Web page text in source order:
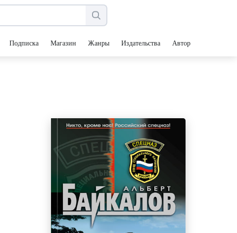
Подписка Магазин Жанры Издательства Авторы